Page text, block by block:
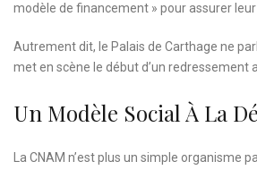
modèle de financement » pour assurer
Autrement dit, le Palais de Carthage ne
met en scène le début d’un redressement
Un Modèle Social À La
La CNAM n’est plus un simple organisme